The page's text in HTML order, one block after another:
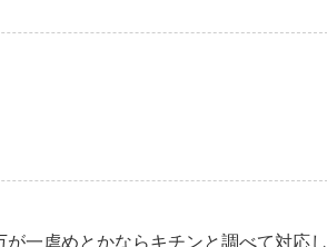
一虐めとかならキチンと調べて対応し